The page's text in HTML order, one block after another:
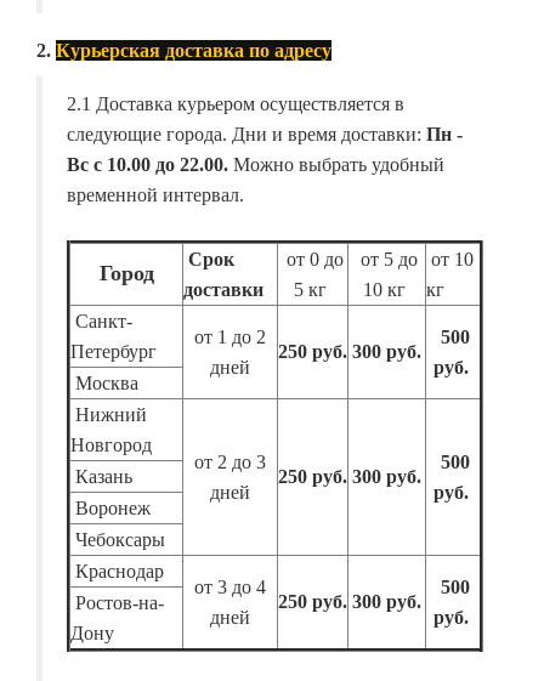
2. Курьерская доставка по адресу
2.1 Доставка курьером осуществляется в
следующие города. Дни и время доставки: Пн -
Вс с 10.00 до 22.00. Можно выбрать удобный
временной интервал.
Город
Срок
доставки
от 0 до
5 кг
от 5 до
10 кг
от 10
кг
Санкт-
Петербург
от 1 до 2
дней
250 руб. 300 руб.
500
руб.
Москва
Нижний
Новгород
от 2 до 3
дней
250 руб. 300 руб.
500
руб.
Казань
Воронеж
Чебоксары
Краснодар
от 3 до 4
дней
250 руб. 300 руб.
500
руб.
Ростов-на-
Дону